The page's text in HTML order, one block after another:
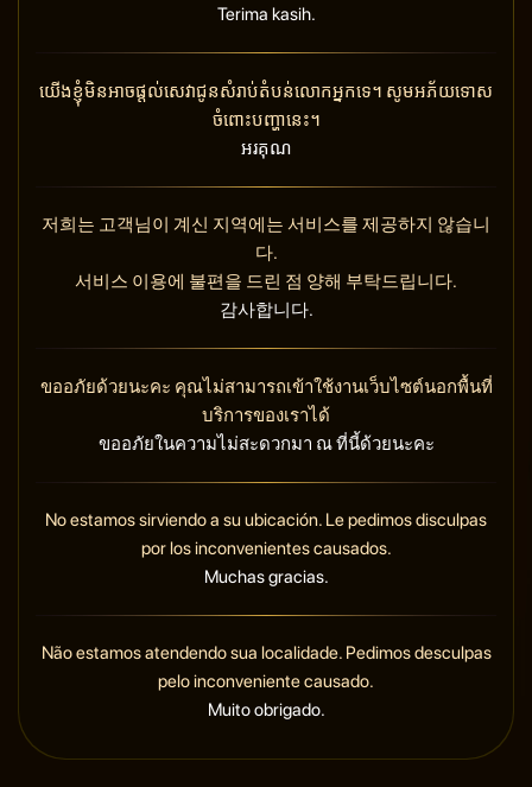
Terima kasih.
យើងខ្ញុំមិនអាចផ្តល់សេវាជូនសំរាប់តំបន់លោកអ្នកទេ។ សូមអភ័យទោស
ចំពោះបញ្ហានេះ។
អរគុណ
저희는 고객님이 계신 지역에는 서비스를 제공하지 않습니
다.
서비스 이용에 불편을 드린 점 양해 부탁드립니다.
감사합니다.
ขออภัยด้วยนะคะ คุณไม่สามารถเข้าใช้งานเว็บไซต์นอกพื้นที่
บริการของเราได้
ขออภัยในความไม่สะดวกมา ณ ที่นี้ด้วยนะคะ
No estamos sirviendo a su ubicación. Le pedimos disculpas
por los inconvenientes causados.
Muchas gracias.
Não estamos atendendo sua localidade. Pedimos desculpas
pelo inconveniente causado.
Muito obrigado.